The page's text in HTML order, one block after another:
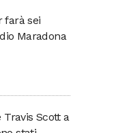
farà sei
Maradona
Travis Scott a